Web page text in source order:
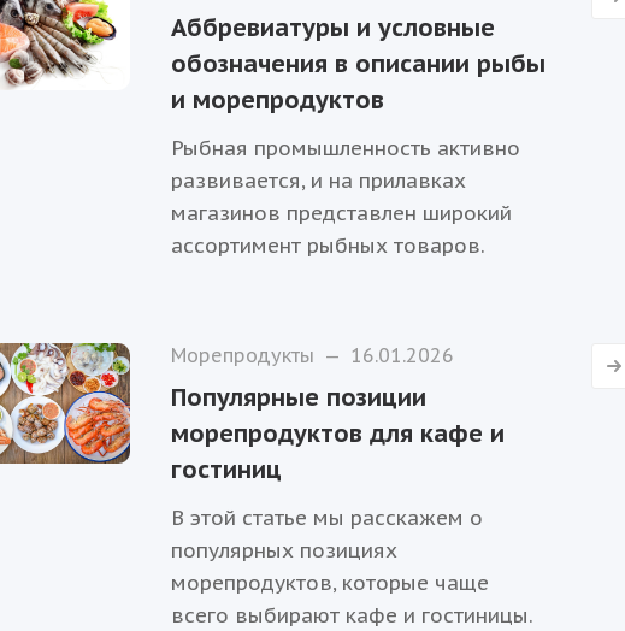
Аббревиатуры и условные
обозначения в описании рыбы
и морепродуктов
Рыбная промышленность активно
развивается, и на прилавках
магазинов представлен широкий
ассортимент рыбных товаров.
Морепродукты — 16.01.2026
Популярные позиции
морепродуктов для кафе и
гостиниц
В этой статье мы расскажем о
популярных позициях
морепродуктов, которые чаще
всего выбирают кафе и гостиницы.